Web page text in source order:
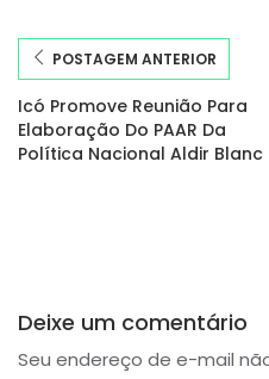
POSTAGEM ANTERIOR
Icó Promove Reunião Para
Elaboração Do PAAR Da
Política Nacional Aldir Blanc
Deixe um comentário
Seu endereço de e-mail